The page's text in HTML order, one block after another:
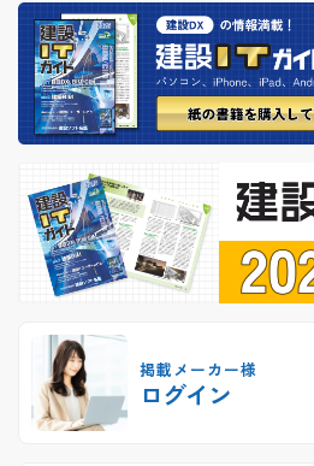
掲載メーカー様
ログイン